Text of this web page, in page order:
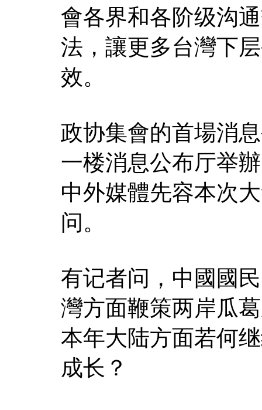
會各界和各阶级沟
法，讓更多台灣下
效。
政协集會的首場消
一楼消息公布厅举
中外媒體先容本次
问。
有记者问，中國國
灣方面鞭策两岸瓜
本年大陆方面若何
成长？